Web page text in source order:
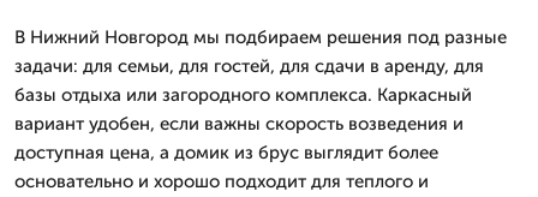
В Нижний Новгород мы подбираем решения под разные
задачи: для семьи, для гостей, для сдачи в аренду, для
базы отдыха или загородного комплекса. Каркасный
вариант удобен, если важны скорость возведения и
доступная цена, а домик из брус выглядит более
основательно и хорошо подходит для теплого и